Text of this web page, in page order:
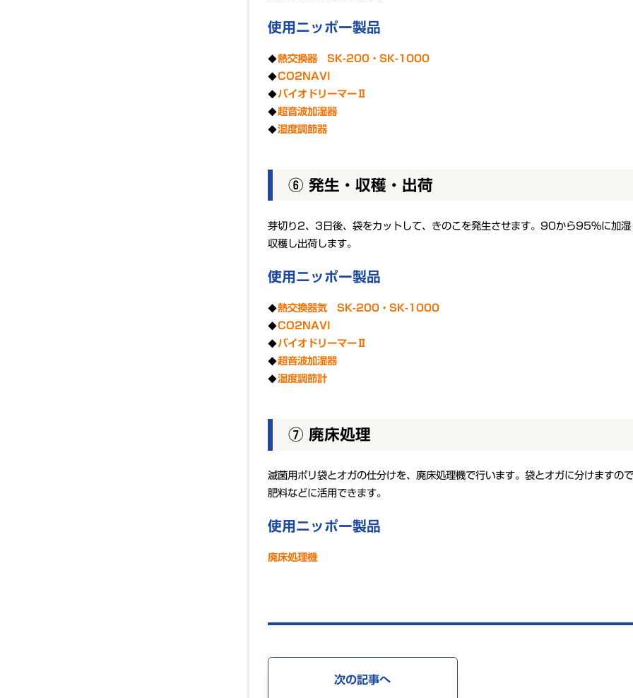
使用ニッポー製品
熱交換器 SK-200・SK-1000
CO2 NAVI
バイオドリーマーⅡ
超音波加湿器
湿度調節器
⑥ 発生・収穫・出荷
芽切り2、3日後、袋をカットして、きのこを発生させます。90から95%に加
収穫し出荷します。
使用ニッポー製品
熱交換器気 SK-200・SK-1000
CO2 NAVI
バイオドリーマーⅡ
超音波加湿器
湿度調節計
⑦ 廃床処理
滅菌用ポリ袋とオガの仕分けを、廃床処理機で行います。袋とオガに分けますの
肥料などに活用できます。
使用ニッポー製品
廃床処理機
次の記事へ